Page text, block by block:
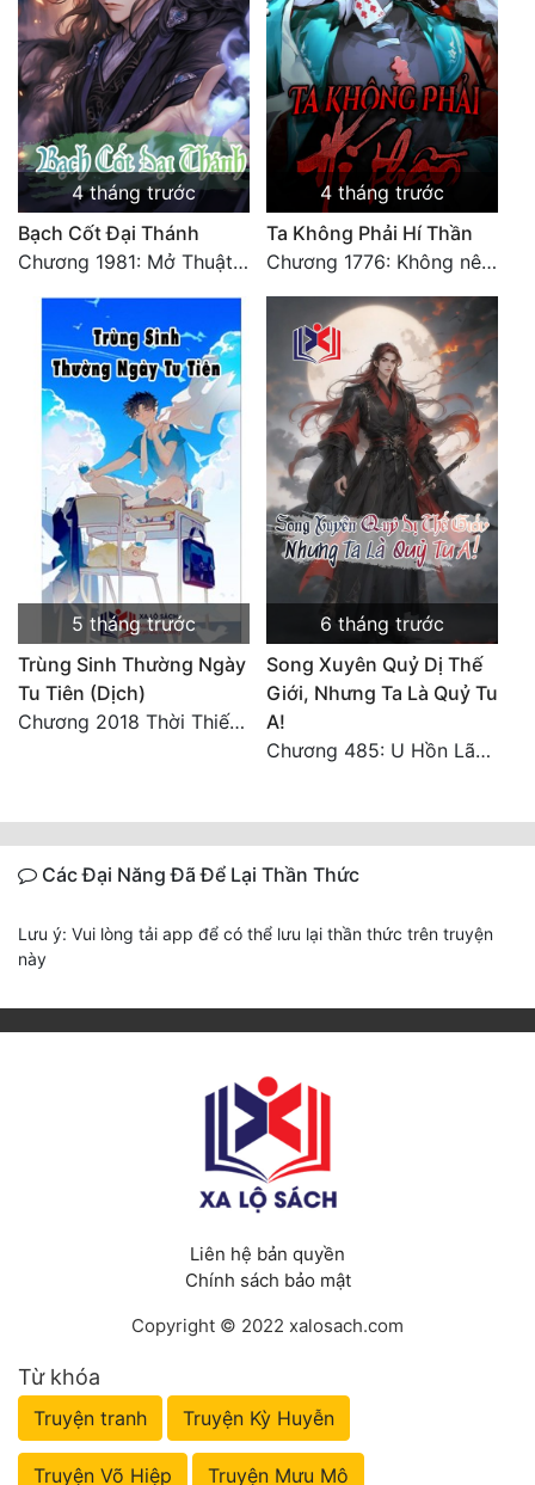
Tính Cách Nhân Vật :
Cơ Trí
Sát Phạt Quyết Đoán
Vô Sỉ
Điềm Đạm
4 tháng trước
Bạch Cốt Đại Thánh
Chương 1981: Mở Thuật Diệt Địch, Tương Kế Tựu Kế
4 tháng trước
Ta Không Phải Hí Thần
Chương 1776: Không nên để lại bất kỳ tiếc nuối nào
5 tháng trước
Trùng Sinh Thường Ngày
Tu Tiên (Dịch)
Chương 2018 Thời Thiếu Niên
6 tháng trước
Song Xuyên Quỷ Dị Thế
Giới, Nhưng Ta Là Quỷ Tu
A!
Chương 485: U Hồn Lão Ma (1)
Các Đại Năng Đã Để Lại Thần Thức
Lưu ý: Vui lòng tải app để có thể lưu lại thần thức trên truyện
này
Liên hệ bản quyền
Chính sách bảo mật
Copyright © 2022 xalosach.com
Từ khóa
Truyện tranh Truyện Kỳ Huyễn
Truyện Võ Hiệp Truyện Mưu Mô